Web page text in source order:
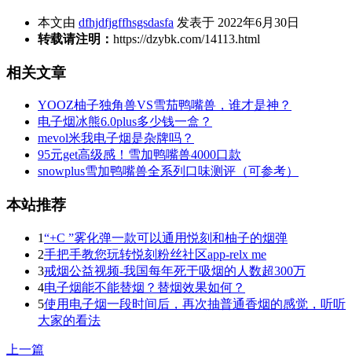
本文由 dfhjdfjgffhsgsdasfa 发表于 2022年6月30日
转载请注明： https://dzybk.com/14113.html
相关文章
YOOZ柚子独角兽VS雪茄鸭嘴兽，谁才是神？
电子烟冰熊6.0plus多少钱一盒？
mevol米我电子烟是杂牌吗？
95元get高级感！雪加鸭嘴兽4000口款
snowplus雪加鸭嘴兽全系列口味测评（可参考）
本站推荐
1“+C ”雾化弹一款可以通用悦刻和柚子的烟弹
2手把手教您玩转悦刻粉丝社区app-relx me
3戒烟公益视频-我国每年死于吸烟的人数超300万
4电子烟能不能替烟？替烟效果如何？
5使用电子烟一段时间后，再次抽普通香烟的感觉，听听
大家的看法
上一篇